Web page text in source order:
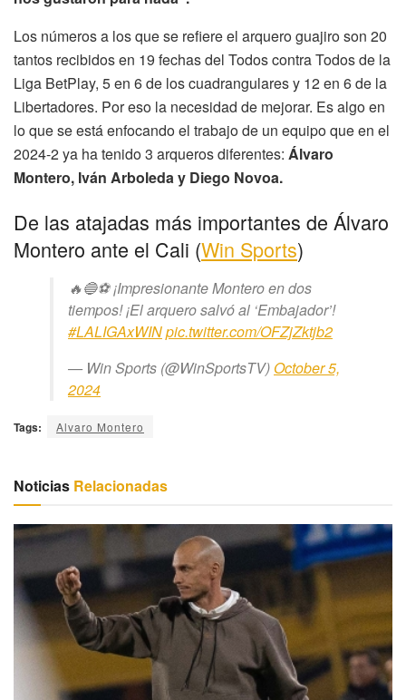
Los números a los que se refiere el arquero guajiro son 20
tantos recibidos en 19 fechas del Todos contra Todos de la
Liga BetPlay, 5 en 6 de los cuadrangulares y 12 en 6 de la
Libertadores. Por eso la necesidad de mejorar. Es algo en
lo que se está enfocando el trabajo de un equipo que en el
2024-2 ya ha tenido 3 arqueros diferentes: Álvaro
Montero, Iván Arboleda y Diego Novoa.
De las atajadas más importantes de Álvaro
Montero ante el Cali (Win Sports)
🔥🔵⚽ ¡Impresionante Montero en dos
tiempos! ¡El arquero salvó al ‘Embajador’!
#LALIGAxWINpic.twitter.com/OFZjZktjb2
— Win Sports (@WinSportsTV) October 5,
2024
Tags: Alvaro Montero
Noticias Relacionadas